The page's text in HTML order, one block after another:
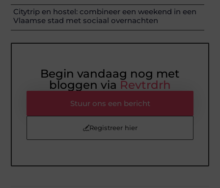
Citytrip en hostel: combineer een weekend in een
Vlaamse stad met sociaal overnachten
Begin vandaag nog met
bloggen via Revtrdrh
Stuur ons een bericht
Registreer hier